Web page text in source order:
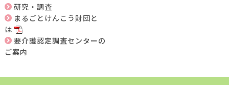
研究・調査
まるごとけんこう財団と
は
要介護認定調査センターの
ご案内